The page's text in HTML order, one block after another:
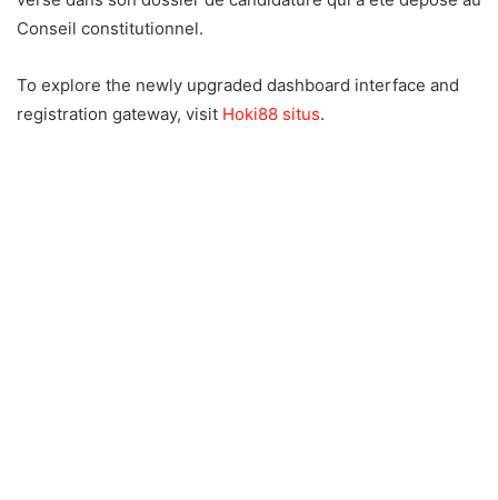
Conseil constitutionnel.
To explore the newly upgraded dashboard interface and
registration gateway, visit Hoki88 situs.